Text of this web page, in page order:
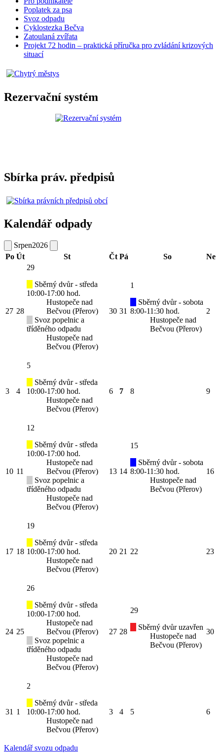
Poplatek za psa
Svoz odpadu
Cyklostezka Bečva
Zatoulaná zvířata
Projekt 72 hodin – praktická příručka pro zvládání krizových
situací
Rezervační systém
Sbírka práv. předpisů
Kalendář odpady
Srpen2026
Po Út St Čt Pá So Ne
27 28
29
Sběrný dvůr - středa
10:00-17:00 hod.
Hustopeče nad
Bečvou (Přerov)
Svoz popelnic a
tříděného odpadu
Hustopeče nad
Bečvou (Přerov)
30 31
1
Sběrný dvůr - sobota
8:00-11:30 hod.
Hustopeče nad
Bečvou (Přerov)
2
3 4
5
Sběrný dvůr - středa
10:00-17:00 hod.
Hustopeče nad
Bečvou (Přerov)
6 7 8 9
10 11
12
Sběrný dvůr - středa
10:00-17:00 hod.
Hustopeče nad
Bečvou (Přerov)
Svoz popelnic a
tříděného odpadu
Hustopeče nad
Bečvou (Přerov)
13 14
15
Sběrný dvůr - sobota
8:00-11:30 hod.
Hustopeče nad
Bečvou (Přerov)
16
17 18
19
Sběrný dvůr - středa
10:00-17:00 hod.
Hustopeče nad
Bečvou (Přerov)
20 21 22 23
24 25
26
Sběrný dvůr - středa
10:00-17:00 hod.
Hustopeče nad
Bečvou (Přerov)
Svoz popelnic a
tříděného odpadu
Hustopeče nad
Bečvou (Přerov)
27 28
29
Sběrný dvůr uzavřen
Hustopeče nad
Bečvou (Přerov)
30
31 1
2
Sběrný dvůr - středa
10:00-17:00 hod.
Hustopeče nad
Bečvou (Přerov)
3 4 5 6
Kalendář svozu odpadu